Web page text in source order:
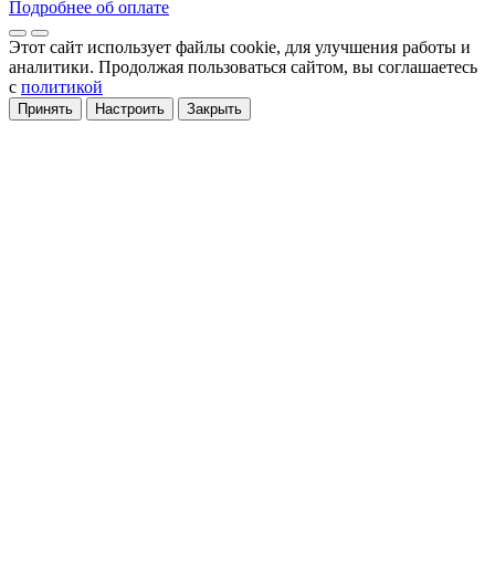
Подробнее об оплате
Этот сайт использует файлы cookie, для улучшения работы и
аналитики. Продолжая пользоваться сайтом, вы соглашаетесь
с политикой
Принять Настроить Закрыть